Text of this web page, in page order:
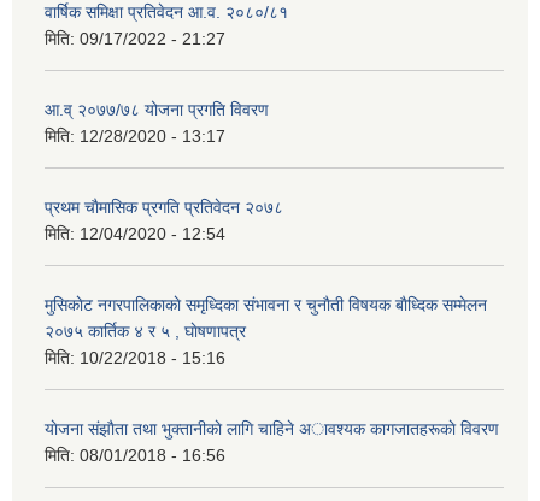
वार्षिक समिक्षा प्रतिवेदन आ.व. २०८०/८१
मिति: 09/17/2022 - 21:27
आ.व् २०७७/७८ योजना प्रगति विवरण
मिति: 12/28/2020 - 13:17
प्रथम चाैमासिक प्रगति प्रतिवेदन २०७८
मिति: 12/04/2020 - 12:54
मुसिकाेट नगरपालिकाकाे समृध्दिका संभावना र चुनाैती विषयक बाैध्दिक सम्मेलन
२०७५ कार्तिक ४ र ५ , घाेषणापत्र
मिति: 10/22/2018 - 15:16
याेजना संझाैता तथा भुक्तानीकाे लागि चाहिने अावश्यक कागजातहरूकाे विवरण
मिति: 08/01/2018 - 16:56